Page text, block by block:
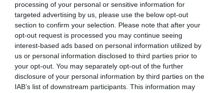
processing of your personal or sensitive information for
targeted advertising by us, please use the below opt-out
section to confirm your selection. Please note that after your
opt-out request is processed you may continue seeing
interest-based ads based on personal information utilized by
us or personal information disclosed to third parties prior to
your opt-out. You may separately opt-out of the further
disclosure of your personal information by third parties on the
IAB’s list of downstream participants. This information may
Fotó: Bruce McBroom / Sygma / Getty Images és Evan Agostini / Invision / AP /